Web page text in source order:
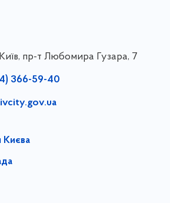
пр-т Любомира Гузара, 7
366-59-40
Києва